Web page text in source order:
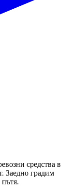
средства в
Заедно градим